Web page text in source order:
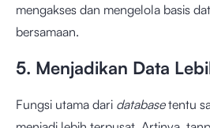
mengakses dan mengelola basis
bersamaan.
5. Menjadikan Data
Fungsi utama dari databasetentu